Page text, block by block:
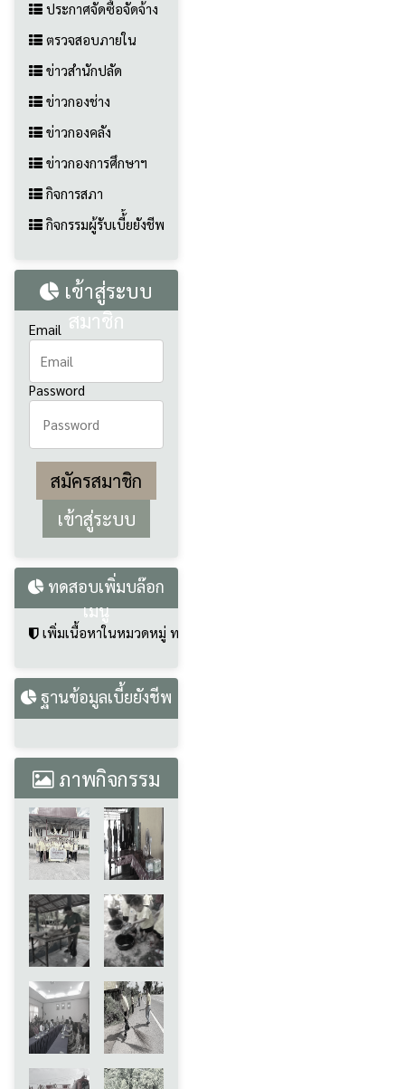
ประกาศจัดซื้อจัดจ้าง
ตรวจสอบภายใน
ข่าวสำนักปลัด
ข่าวกองช่าง
ข่าวกองคลัง
ข่าวกองการศึกษาฯ
กิจการสภา
กิจกรรมผู้รับเบี้้ยยังชีพ
เข้าสู่ระบบ
สมาชิก
Email
Password
สมัครสมาชิก
ทดสอบเพิ่มบล๊อก
เมนู
เพิ่มเนื้อหาในหมวดหมู่ ทดสอบเพิ่มบล๊อกเมนู
ฐานข้อมูลเบี้ยยังชีพ
ภาพกิจกรรม